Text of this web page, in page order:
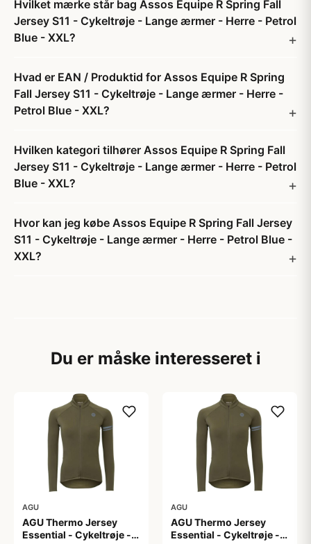
Hvilket mærke står bag Assos Equipe R Spring Fall
Jersey S11 - Cykeltrøje - Lange ærmer - Herre - Petrol
Blue - XXL?
Hvad er EAN / Produktid for Assos Equipe R Spring
Fall Jersey S11 - Cykeltrøje - Lange ærmer - Herre -
Petrol Blue - XXL?
Hvilken kategori tilhører Assos Equipe R Spring Fall
Jersey S11 - Cykeltrøje - Lange ærmer - Herre - Petrol
Blue - XXL?
Hvor kan jeg købe Assos Equipe R Spring Fall Jersey
S11 - Cykeltrøje - Lange ærmer - Herre - Petrol Blue -
XXL?
Du er måske interesseret i
AGU
AGU Thermo Jersey
Essential - Cykeltrøje -
AGU
AGU Thermo Jersey
Essential - Cykeltrøje -